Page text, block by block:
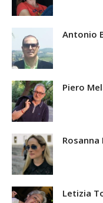
Antonio
Piero
Letizia